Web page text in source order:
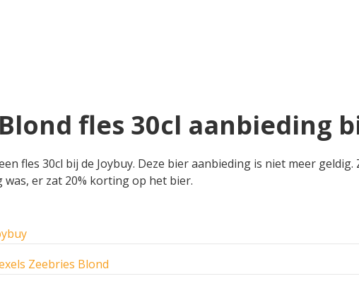
fles 30cl aanbieding
fles 30cl bij de Joybuy. Deze bier aanbieding is niet meer
was, er zat 20% korting op het bier.
Zeebries Blond